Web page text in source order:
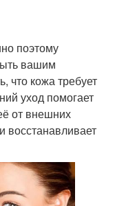
поэтому
вашим
что кожа требует
уход помогает
от внешних